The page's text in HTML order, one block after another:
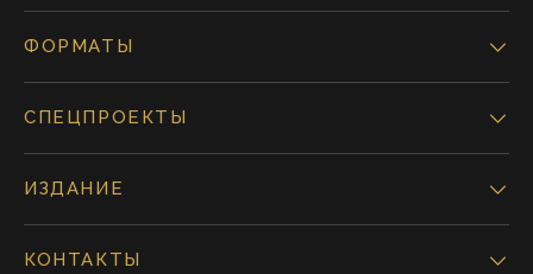
ФОРМАТЫ
СПЕЦПРОЕКТЫ
ИЗДАНИЕ
КОНТАКТЫ